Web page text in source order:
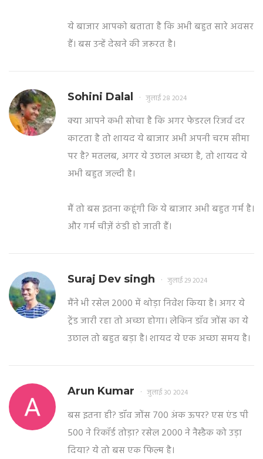
ये बाजार आपको बताता है कि अभी बहुत सारे अवसर
हैं। बस उन्हें देखने की जरूरत है।
Sohini Dalal जुलाई 28 2024
क्या आपने कभी सोचा है कि अगर फेडरल रिजर्व दर
काटता है तो शायद ये बाजार अभी अपनी चरम सीमा
पर है? मतलब, अगर ये उछाल अच्छा है, तो शायद ये
अभी बहुत जल्दी है।
मैं तो बस इतना कहूंगी कि ये बाजार अभी बहुत गर्म है।
और गर्म चीज़ें ठंडी हो जाती हैं।
Suraj Dev singh जुलाई 29 2024
मैंने भी रसेल 2000 में थोड़ा निवेश किया है। अगर ये
ट्रेंड जारी रहा तो अच्छा होगा। लेकिन डॉव जोंस का ये
उछाल तो बहुत बड़ा है। शायद ये एक अच्छा समय है।
Arun Kumar जुलाई 30 2024
बस इतना ही? डॉव जोंस 700 अंक ऊपर? एस एंड पी
500 ने रिकॉर्ड तोड़ा? रसेल 2000 ने नैस्डैक को उड़ा
दिया? ये तो बस एक फिल्म है।